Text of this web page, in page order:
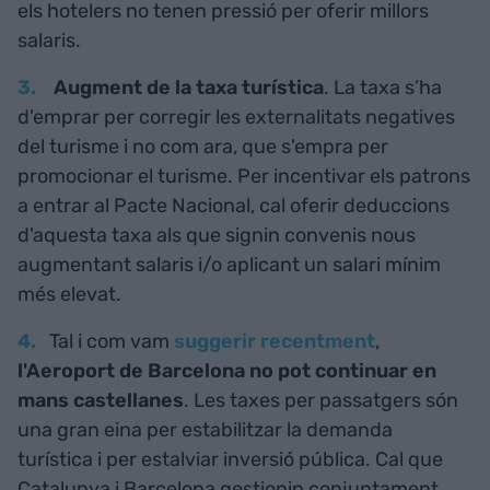
els hotelers no tenen pressió per oferir millors
salaris.
Augment de la taxa turística. La taxa s’ha
d'emprar per corregir les externalitats negatives
del turisme i no com ara, que s'empra per
promocionar el turisme. Per incentivar els patrons
a entrar al Pacte Nacional, cal oferir deduccions
d'aquesta taxa als que signin convenis nous
augmentant salaris i/o aplicant un salari mínim
més elevat.
Tal i com vam suggerir recentment,
l'Aeroport de Barcelona no pot continuar en
mans castellanes. Les taxes per passatgers són
una gran eina per estabilitzar la demanda
turística i per estalviar inversió pública. Cal que